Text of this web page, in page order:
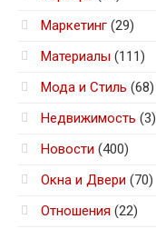
Маркетинг (29)
Материалы (111)
Мода и Стиль (68)
Недвижимость (3)
Новости (400)
Окна и Двери (70)
Отношения (22)